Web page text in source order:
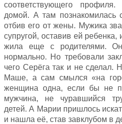
соответствующего
домой. А там
отбив его от жены. Мужика
супругой, оставив ей
жила еще с родителями.
нормально. Но требовали
чего Серёга так и не сделал.
Маше, а сам смылся «на
женщина одна, если бы не
мужчина, не чуравшийся
детей. А Марии пришлось
и нашла её, став завклубом в